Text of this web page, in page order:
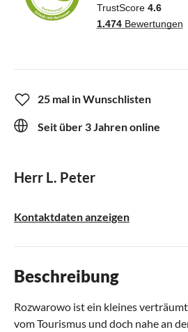
25 mal in Wunschlisten
Seit über 3 Jahren online
Herr L. Peter
Kontaktdaten anzeigen
Beschreibung
Rozwarowo ist ein kleines
vom Tourismus und doch nahe an